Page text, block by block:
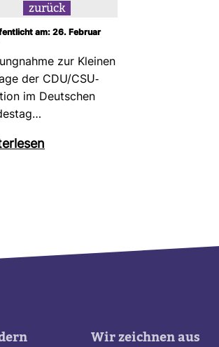
zurück
am: 26. Februar
zur Kleinen
der CDU/CSU-​
im Deut­schen
Wir zeichnen aus